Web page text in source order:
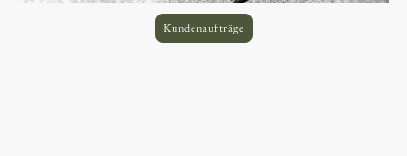
Kundenaufträge